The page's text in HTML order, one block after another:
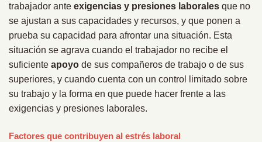
trabajador ante exigencias y presiones laborales que no
se ajustan a sus capacidades y recursos, y que ponen a
prueba su capacidad para afrontar una situación. Esta
situación se agrava cuando el trabajador no recibe el
suficiente apoyo de sus compañeros de trabajo o de sus
superiores, y cuando cuenta con un control limitado sobre
su trabajo y la forma en que puede hacer frente a las
exigencias y presiones laborales.
Factores que contribuyen al estrés laboral